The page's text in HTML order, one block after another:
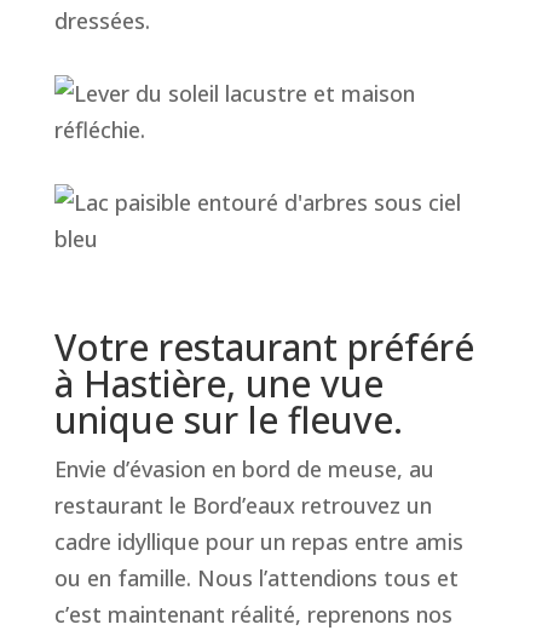
Votre restaurant préféré
à Hastière, une vue
unique sur le fleuve.
Envie d’évasion en bord de meuse, au
restaurant le Bord’eaux retrouvez un
cadre idyllique pour un repas entre amis
ou en famille. Nous l’attendions tous et
c’est maintenant réalité, reprenons nos